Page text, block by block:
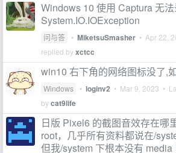
Windows 10 使用 Captura 无
System.IO.IOException
问与答 • MiketsuSmasher • Apr 22,
replied byxctcc
win10 右下角的网络图标没了,
Windows • loginv2 • Mar 9, 2023 •
bycat9life
日版 Pixel6 的截图音效存在哪
root，几乎所有资料都说在/
但我/system 下根本没有 media